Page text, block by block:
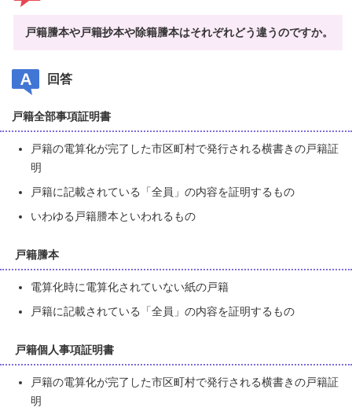
戸籍謄本や戸籍抄本や除籍謄本はそれぞれどう違うのですか。
回答
戸籍全部事項証明書
戸籍の電算化が完了した市区町村で発行される横書きの戸籍証
明
戸籍に記載されている「全員」の内容を証明するもの
いわゆる戸籍謄本といわれるもの
戸籍謄本
電算化時に電算化されていない紙の戸籍
戸籍に記載されている「全員」の内容を証明するもの
戸籍個人事項証明書
戸籍の電算化が完了した市区町村で発行される横書きの戸籍証
明